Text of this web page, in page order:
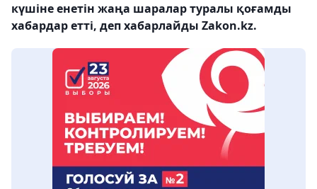
күшіне енетін жаңа шаралар туралы қоғамды
хабардар етті, деп хабарлайды Zakon.kz.